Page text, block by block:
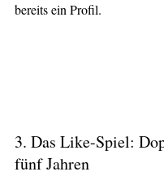
bereits ein Profil.
3. Das Like-Spiel:
fünf Jahren